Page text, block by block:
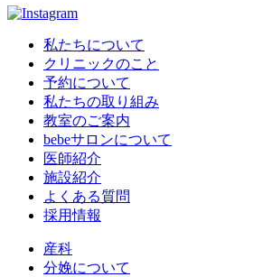
私たちについて
クリニックのこと
予約について
私たちの取り組み
教室のご案内
bebeサロンについて
医師紹介
施設紹介
よくある質問
採用情報
産科
分娩について